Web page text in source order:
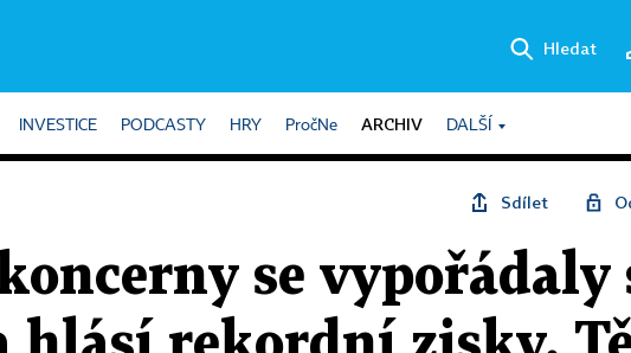
Hledat
INVESTICE PODCASTY HRY PročNe ARCHIV DALŠÍ
Sdílet
se vypořádaly